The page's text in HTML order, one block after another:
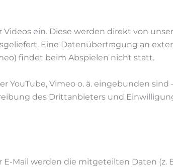
ein. Diese werden direkt von
Eine Datenübertragung an
findet beim Abspielen nicht statt.
YouTube, Vimeo o. ä. eingebunden sind
des Drittanbieters und
Mail werden die mitgeteilten Daten (z.